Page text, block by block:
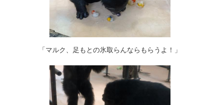
「マルク、足もとの氷取らんならもらうよ！」